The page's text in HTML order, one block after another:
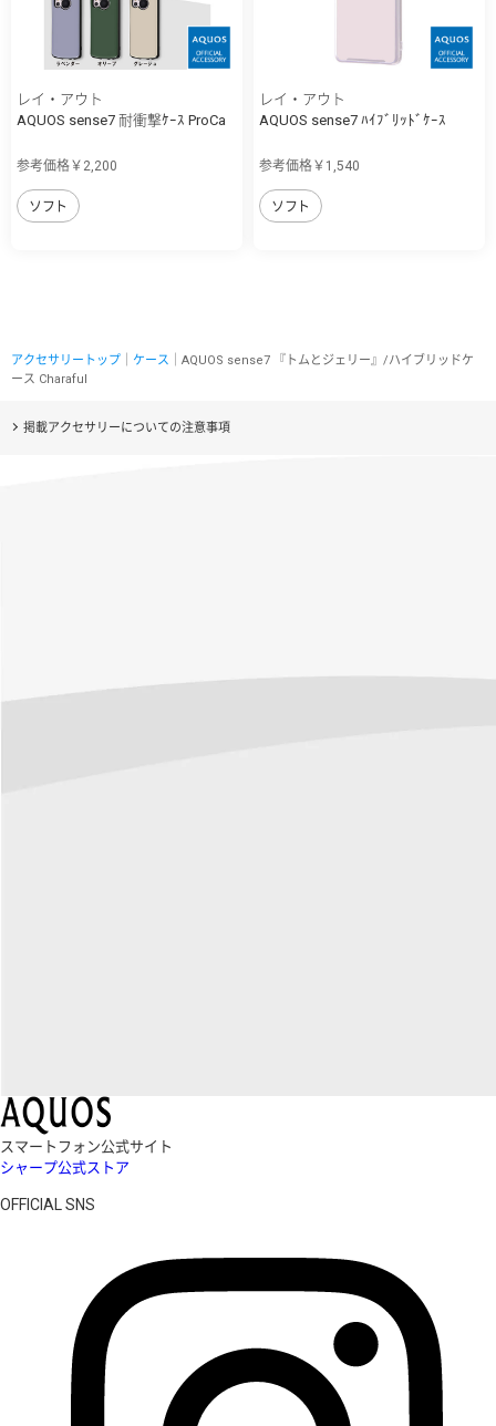
レイ・アウト
AQUOS sense7 耐衝撃ｹｰｽ ProCa
参考価格￥2,200
ソフト
レイ・アウト
AQUOS sense7 ﾊｲﾌﾞﾘｯﾄﾞｹｰｽ
参考価格￥1,540
ソフト
アクセサリートップ ケース ｜AQUOS sense7 『トムとジェリー』/ハイブリッドケ
ース Charaful
掲載アクセサリーについての注意事項
スマートフォン公式サイト
シャープ公式ストア
OFFICIAL SNS